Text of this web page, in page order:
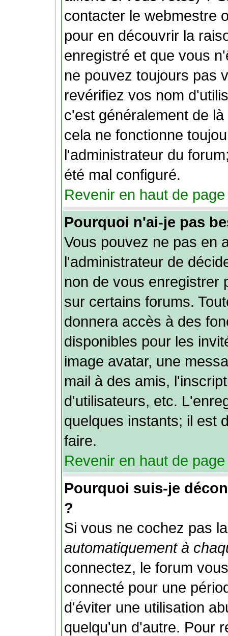
contacter le webmestre
pour en découvrir la
enregistré et que vous
ne pouvez toujours pas
revérifiez vos nom
c'est généralement de
cela ne fonctionne
l'administrateur du
été mal configuré.
Revenir en haut de page
Pourquoi n'ai-je pas
Vous pouvez ne pas en
l'administrateur de
non de vous enregistrer
sur certains forums.
donnera accès à des
disponibles pour les
image avatar, une
mail à des amis,
d'utilisateurs, etc.
quelques instants; il est
faire.
Revenir en haut de page
Pourquoi suis-je
?
Si vous ne cochez pas
automatiquement à
connectez, le forum
connecté pour une
d'éviter une utilisation
quelqu'un d'autre. Pour